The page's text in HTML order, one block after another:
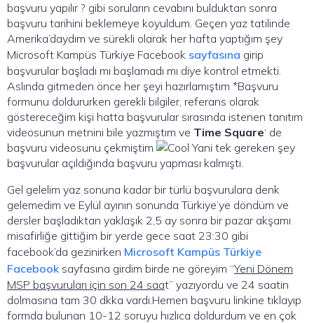
başvuru yapılır ? gibi soruların cevabını bulduktan sonra
başvuru tarihini beklemeye koyuldum. Geçen yaz tatilinde
Amerika’daydım ve sürekli olarak her hafta yaptığım şey
Microsoft Kampüs Türkiye Facebook sayfasına girip
başvurular başladı mı başlamadı mı diye kontrol etmekti.
Aslında gitmeden önce her şeyi hazırlamıştım *Başvuru
formunu doldururken gerekli bilgiler, referans olarak
göstereceğim kişi hatta başvurular sırasında istenen tanıtım
videosunun metnini bile yazmıştım ve Time Square‘ de
başvuru videosunu çekmiştim
Yani tek gereken şey
başvurular açıldığında başvuru yapması kalmıştı.
Gel gelelim yaz sonuna kadar bir türlü başvurulara denk
gelemedim ve Eylül ayının sonunda Türkiye’ye döndüm ve
dersler başladıktan yaklaşık 2,5 ay sonra bir pazar akşamı
misafirliğe gittiğim bir yerde gece saat 23:30 gibi
facebook’da gezinirken Microsoft Kampüs Türkiye
Facebooksayfasına girdim birde ne göreyim “Yeni Dönem
MSP başvuruları için son 24 saat” yazıyordu ve 24 saatin
dolmasına tam 30 dkka vardı.Hemen başvuru linkine tıklayıp
formda bulunan 10-12 soruyu hızlıca doldurdum ve en çok